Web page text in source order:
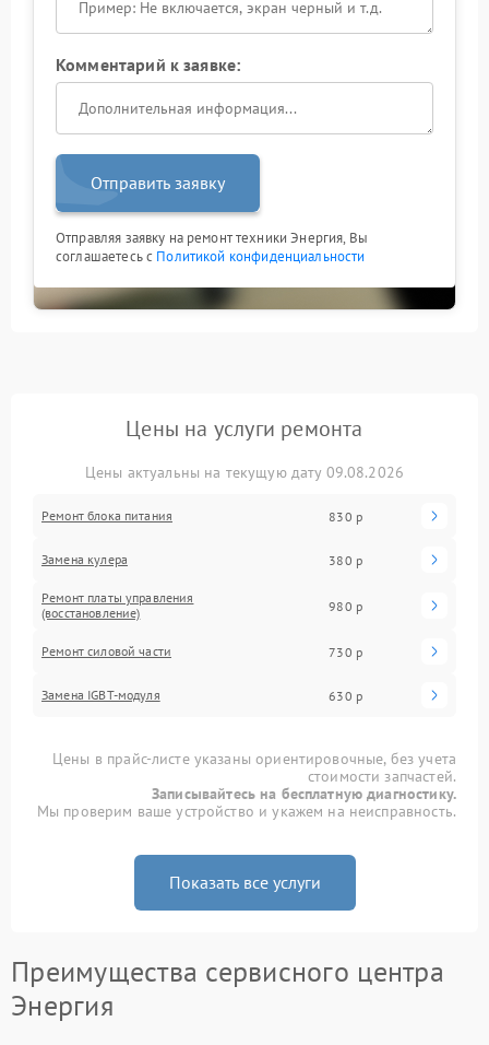
Комментарий к заявке:
Отправить заявку
Отправляя заявку на ремонт техники Энергия, Вы
соглашаетесь с Политикой конфиденциальности
Цены на услуги ремонта
Цены актуальны на текущую дату 09.08.2026
Ремонт блока питания 830 р
Замена кулера 380 р
Ремонт платы управления
(восстановление)
980 р
Ремонт силовой части 730 р
Замена IGBT-модуля 630 р
Цены в прайс-листе указаны ориентировочные, без учета
стоимости запчастей.
Записывайтесь на бесплатную диагностику.
Мы проверим ваше устройство и укажем на неисправность.
Показать все услуги
Преимущества сервисного центра
Энергия